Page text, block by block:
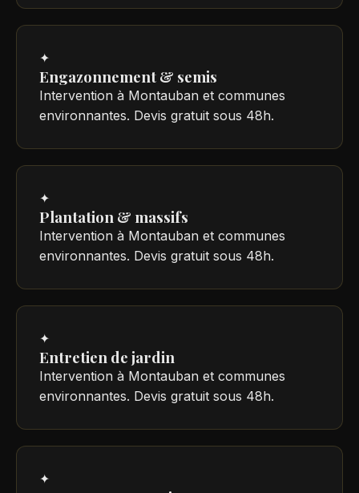
✦
Engazonnement & semis
Intervention à Montauban et communes
environnantes. Devis gratuit sous 48h.
✦
Plantation & massifs
Intervention à Montauban et communes
environnantes. Devis gratuit sous 48h.
✦
Entretien de jardin
Intervention à Montauban et communes
environnantes. Devis gratuit sous 48h.
✦